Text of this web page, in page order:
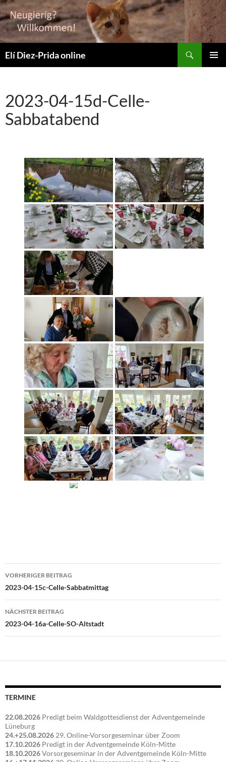
Elí Diez-Prida online
2023-04-15d-Celle-
Sabbatabend
Beitragsnavigation
VORHERIGER BEITRAG
2023-04-15c-Celle-Sabbatmittag
NÄCHSTER BEITRAG
2023-04-16a-Celle-SO-Altstadt
TERMINE
22.08.2026 Predigt beim Waldgottesdienst der Adventgemeinde
Lüneburg
24.+25.08.2026 29. Online-Vorsorgeseminar über Zoom
17.10.2026 Predigt in der Adventgemeinde Köln-Mitte
18.10.2026Vorsorgeseminar in der Adventgemeinde Köln-Mitte